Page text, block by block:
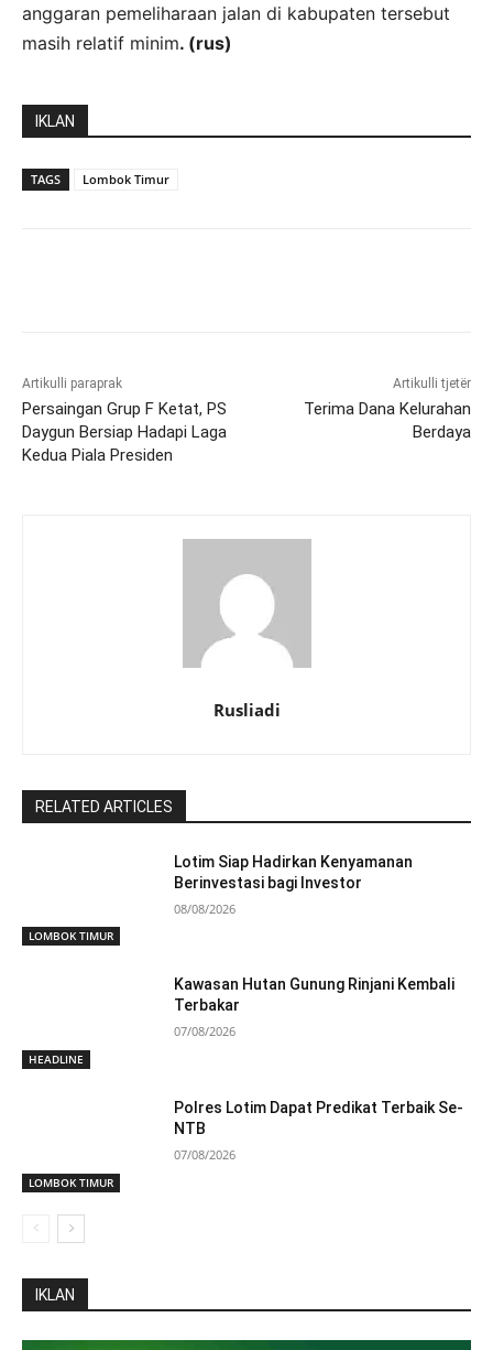
anggaran pemeliharaan jalan di kabupaten tersebut
masih relatif minim. (rus)
IKLAN
TAGS Lombok Timur
Artikulli paraprak
Persaingan Grup F Ketat, PS
Daygun Bersiap Hadapi Laga
Kedua Piala Presiden
Artikulli tjetër
Terima Dana Kelurahan
Berdaya
Rusliadi
RELATED ARTICLES
LOMBOK TIMUR
Lotim Siap Hadirkan Kenyamanan
Berinvestasi bagi Investor
08/08/2026
HEADLINE
Kawasan Hutan Gunung Rinjani Kembali
Terbakar
07/08/2026
LOMBOK TIMUR
Polres Lotim Dapat Predikat Terbaik Se-
NTB
07/08/2026
IKLAN